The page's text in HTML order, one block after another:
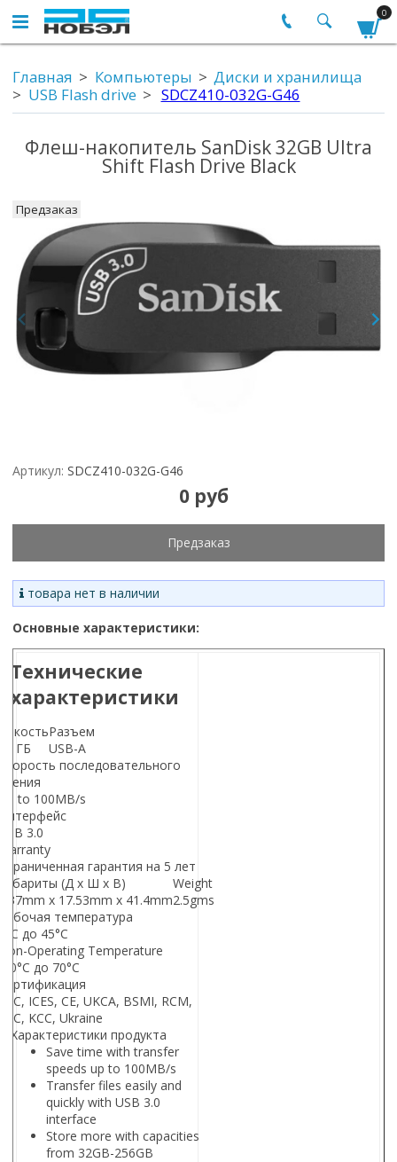
0
Главная Компьютеры
Диски и хранилища
USB Flash drive
SDCZ410-032G-G46
Флеш-накопитель SanDisk 32GB Ultra
Shift Flash Drive Black
Предзаказ
Артикул: SDCZ410-032G-G46
0 руб
Предзаказ
товара нет в наличии
Основные характеристики:
Технические
характеристики
ГБ
Разъем
USB-A
последовательного
to 100MB/s
3.0
гарантия на 5 лет
(Д х Ш х В)
x 17.53mm x 41.4mm
Weight
2.5gms
температура
до 45°C
Operating Temperature
до 70°C
ICES, CE, UKCA, BSMI, RCM,
KCC, Ukraine
Характеристики продукта
Save time with transfer
speeds up to 100MB/s
Transfer files easily and
quickly with USB 3.0
interface
Store more with capacities
from 32GB-256GB